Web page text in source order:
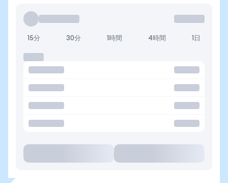
15分 30分 1時間 4時間 1日